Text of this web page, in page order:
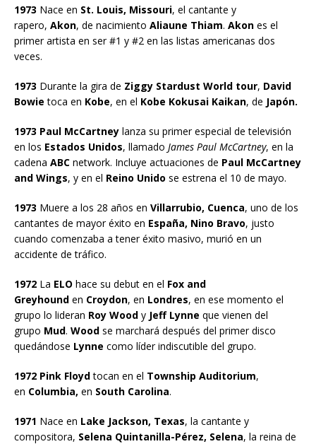
1973 Nace en St. Louis, Missouri, el cantante y
rapero, Akon, de nacimiento Aliaune Thiam. Akon es el
primer artista en ser #1 y #2 en las listas americanas dos
veces.
1973 Durante la gira de Ziggy Stardust World tour, David
Bowie toca en Kobe, en el Kobe Kokusai Kaikan, de Japón.
1973 Paul McCartney lanza su primer especial de televisión
en los Estados Unidos, llamado James Paul McCartney, en la
cadena ABC network. Incluye actuaciones de Paul McCartney
and Wings, y en el Reino Unido se estrena el 10 de mayo.
1973 Muere a los 28 años en Villarrubio, Cuenca, uno de los
cantantes de mayor éxito en España, Nino Bravo, justo
cuando comenzaba a tener éxito masivo, murió en un
accidente de tráfico.
1972 La ELO hace su debut en el Fox and
Greyhound en Croydon, en Londres, en ese momento el
grupo lo lideran Roy Wood y Jeff Lynne que vienen del
grupo Mud. Wood se marchará después del primer disco
quedándose Lynne como líder indiscutible del grupo.
1972 Pink Floydtocan en el Township Auditorium,
en Columbia, en South Carolina.
1971 Nace en Lake Jackson, Texas, la cantante y
compositora, Selena Quintanilla-Pérez, Selena, la reina de